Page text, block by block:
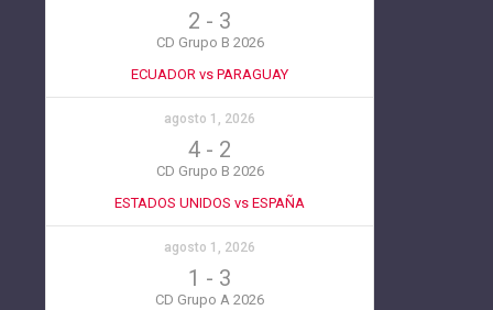
2 - 3
CD Grupo B 2026
ECUADOR vs PARAGUAY
agosto 1, 2026
4 - 2
CD Grupo B 2026
ESTADOS UNIDOS vs ESPAÑA
agosto 1, 2026
1 - 3
CD Grupo A 2026